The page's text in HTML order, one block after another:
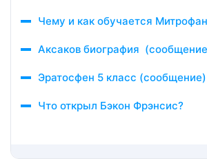
Чему и как обучается
Аксаков биография
Эратосфен 5 класс (сообщение)
Что открыл Бэкон Фрэнсис?